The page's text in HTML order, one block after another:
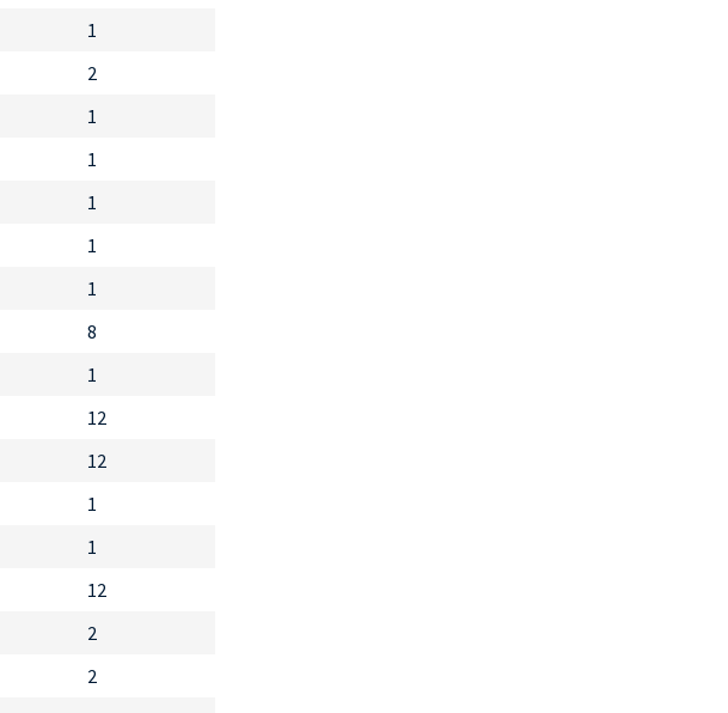
1
2
1
1
1
1
1
8
1
12
12
1
1
12
2
2